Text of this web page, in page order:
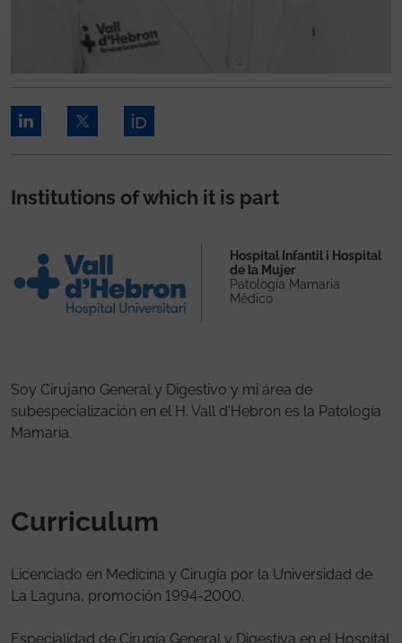
Institutions of which it is part
Hospital Infantil i Hospital
de la Mujer
Patología Mamaria
Médico
Soy Cirujano General y Digestivo y mi área de
subespecialización en el H. Vall d'Hebron es la Patología
Mamaria.
Curriculum
Licenciado en Medicina y Cirugía por la Universidad de
La Laguna, promoción 1994-2000.
Especialidad de Cirugía General y Digestiva en el Hospital